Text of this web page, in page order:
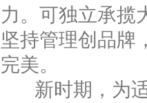
力。可独立承揽
坚持管理创品牌
完美。
新时期，为适